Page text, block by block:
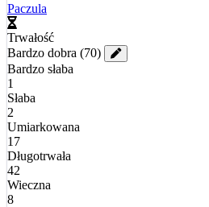
Paczula
Trwałość
Bardzo dobra (70)
Bardzo słaba
1
Słaba
2
Umiarkowana
17
Długotrwała
42
Wieczna
8